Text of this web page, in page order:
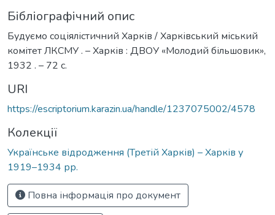
Бібліографічний опис
Будуємо соціялістичний Харків / Харківський міський
комітет ЛКСМУ . – Харків : ДВОУ «Молодий більшовик»,
1932 . – 72 с.
URI
https://escriptorium.karazin.ua/handle/1237075002/4578
Колекції
Українське відродження (Третій Харків) – Харків у
1919–1934 рр.
Повна інформація про документ